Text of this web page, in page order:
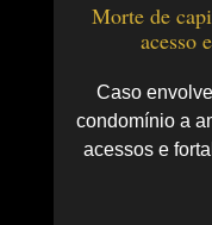
Morte de
acesso
Caso
condomínio a
acessos e